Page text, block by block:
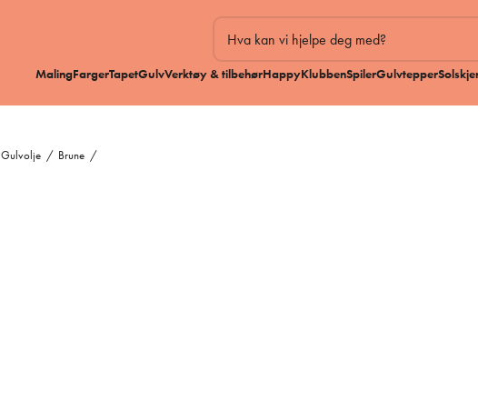
MalingFargerTapetGulvVerktøy & tilbehørHappyKlubbenSpilerGulvtepper
Gulvolje / Brune /